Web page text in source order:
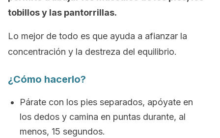
tobillos y las pantorrillas.
Lo mejor de todo es que ayuda a afianzar la
concentración y la destreza del equilibrio.
¿Cómo hacerlo?
Párate con los pies separados, apóyate en
los dedos y camina en puntas durante, al
menos, 15 segundos.